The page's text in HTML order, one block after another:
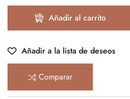
Añadir al carrito
Añadir a la lista de deseos
Comparar